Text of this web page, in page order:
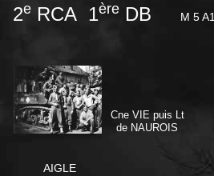
2e RCA 1ère DB M 5 A1
Cne VIE puis Lt
de NAUROIS
AIGLE